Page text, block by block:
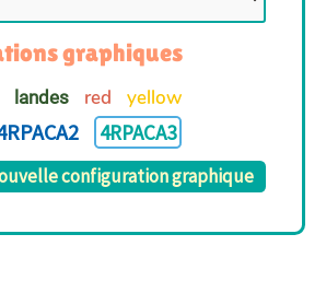
graphiques
landes red yellow
4RPACA3
configuration graphique